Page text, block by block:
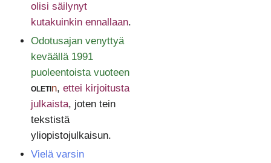
olisi säilynyt
kutakuinkin ennallaan.
Odotusajan venyttyä
keväällä 1991
puoleentoista vuoteen
oletin, ettei kirjoitusta
julkaista, joten tein
tekstistä
yliopistojulkaisun.
Vielä varsin